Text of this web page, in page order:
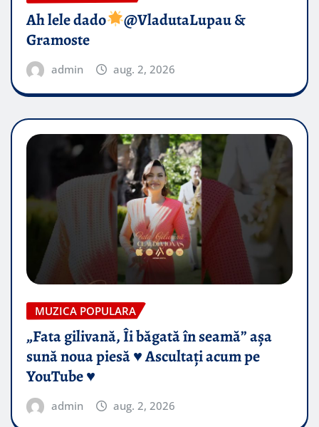
Ah lele dado​
@VladutaLupau &
Gramoste
admin aug. 2, 2026
MUZICA POPULARA
„Fata gilivană, Îi băgată în seamă” așa
sună noua piesă ♥️ Ascultați acum pe
YouTube ♥️
admin aug. 2, 2026